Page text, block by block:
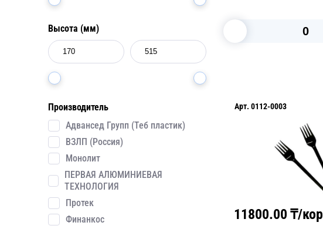
Высота (мм)
Производитель
Адвансед Групп (Теб пластик)
ВЗЛП (Россия)
Монолит
ПЕРВАЯ АЛЮМИНИЕВАЯ
ТЕХНОЛОГИЯ
Протек
Финанкос
Арт. 0112-0003
11800.00 ₸/кор